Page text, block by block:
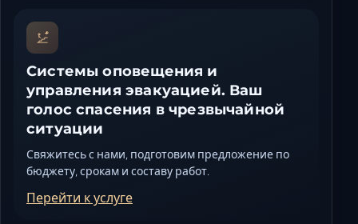
Системы оповещения и
управления эвакуацией. Ваш
голос спасения в чрезвычайной
ситуации
Свяжитесь с нами, подготовим предложение по
бюджету, срокам и составу работ.
Перейти к услуге